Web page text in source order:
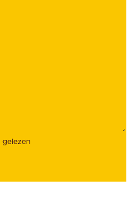
gelezen